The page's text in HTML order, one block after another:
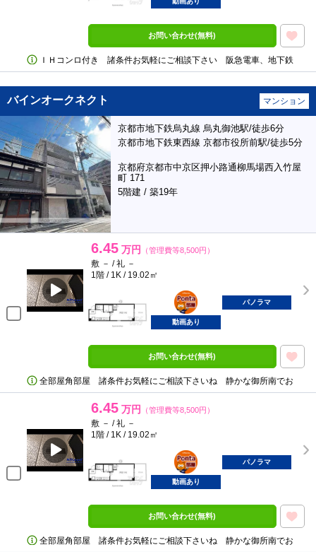
お問い合わせ(無料)
ＩＨコンロ付き 諸条件お気軽にご相談下さい 阪急電車、地下鉄
バインオークネクト マンション
京都市地下鉄烏丸線 烏丸御池駅/徒歩6分
京都市地下鉄東西線 京都市役所前駅/徒歩5分
京都府京都市中京区押小路通柳馬場西入竹屋
町 171
5階建 / 築19年
6.45 万円 （管理費等8,500円）
敷 － / 礼 －
1階 / 1K / 19.02㎡
ポンタ
部屋
パノラマ
動画あり
お問い合わせ(無料)
全部屋角部屋 諸条件お気軽にご相談下さいね 静かな御所南でお
6.45 万円 （管理費等8,500円）
敷 － / 礼 －
1階 / 1K / 19.02㎡
ポンタ
部屋
パノラマ
動画あり
お問い合わせ(無料)
全部屋角部屋 諸条件お気軽にご相談下さいね 静かな御所南でお